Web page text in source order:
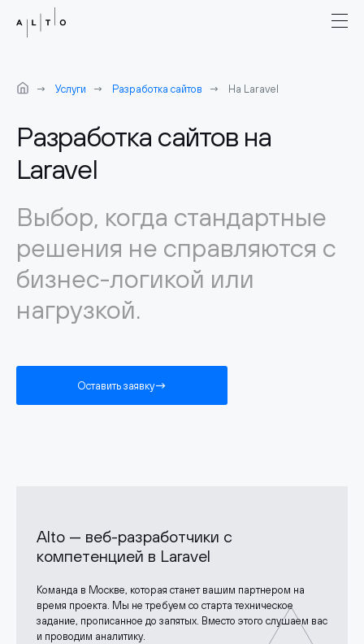
Услуги Разработка сайтов На Laravel
Разработка сайтов на
Laravel
Выбор, когда стандартные
решения не справляются с
бизнес-логикой или
нагрузкой.
Оставить заявку
Alto — веб-разработчики с
компетенцией в Laravel
Команда в Москве, которая станет вашим партнером на
время проекта. Мы не требуем со старта техническое
задание, прописанное до запятых. Вместо этого слушаем вас
и проводим аналитику.